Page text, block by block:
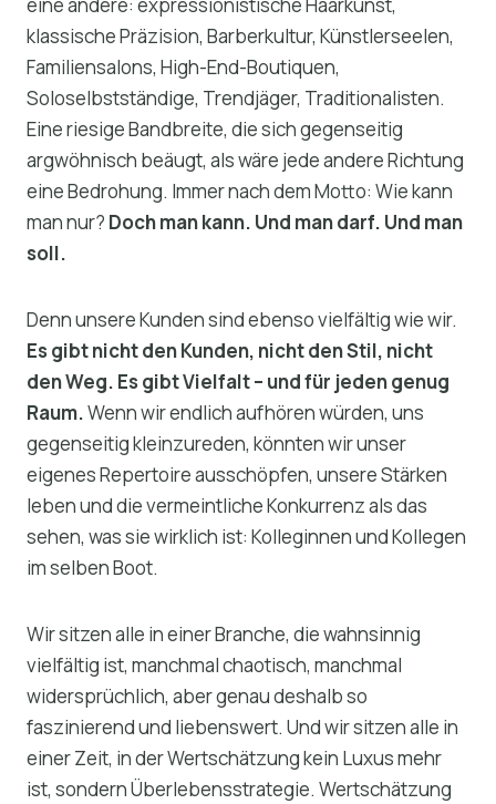
eine andere: expressionistische Haarkunst,
klassische Präzision, Barberkultur, Künstlerseelen,
Familiensalons, High-End-Boutiquen,
Soloselbstständige, Trendjäger, Traditionalisten.
Eine riesige Bandbreite, die sich gegenseitig
argwöhnisch beäugt, als wäre jede andere Richtung
eine Bedrohung. Immer nach dem Motto: Wie kann
man nur? Doch man kann. Und man darf. Und man
soll.
Denn unsere Kunden sind ebenso vielfältig wie wir.
Es gibt nicht den Kunden, nicht den Stil, nicht
den Weg. Es gibt Vielfalt – und für jeden genug
Raum.Wenn wir endlich aufhören würden, uns
gegenseitig kleinzureden, könnten wir unser
eigenes Repertoire ausschöpfen, unsere Stärken
leben und die vermeintliche Konkurrenz als das
sehen, was sie wirklich ist: Kolleginnen und Kollegen
im selben Boot.
Wir sitzen alle in einer Branche, die wahnsinnig
vielfältig ist, manchmal chaotisch, manchmal
widersprüchlich, aber genau deshalb so
faszinierend und liebenswert. Und wir sitzen alle in
einer Zeit, in der Wertschätzung kein Luxus mehr
ist, sondern Überlebensstrategie. Wertschätzung